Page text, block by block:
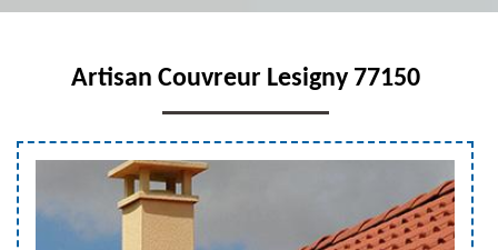
Artisan Couvreur Lesigny 77150